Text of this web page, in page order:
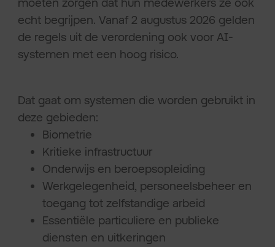
echt begrijpen. Vanaf 2 augustus 2026 gelden
de regels uit de verordening ook voor AI-
systemen met een hoog risico.
Dat gaat om systemen die worden gebruikt in
deze gebieden:
Biometrie
Kritieke infrastructuur
Onderwijs en beroepsopleiding
Werkgelegenheid, personeelsbeheer en
toegang tot zelfstandige arbeid
Essentiële particuliere en publieke
diensten en uitkeringen